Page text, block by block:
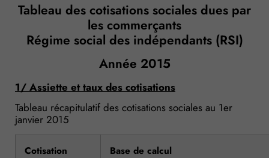
Tableau des cotisations sociales dues par
les commerçants
Régime social des indépendants (RSI)
Année 2015
1/ Assiette et taux des cotisations
Tableau récapitulatif des cotisations sociales au 1er
janvier 2015
Cotisation Base de calcul